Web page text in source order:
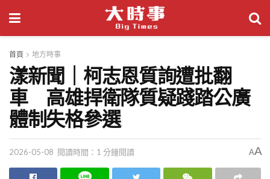
首頁 地方時事
漾新聞｜柯志恩質詢遭批翻
車 高雄捍衛隊質疑踐踏公廣
體制失格參選
2026-05-08 閱讀時間：1 分鐘閱讀 AA